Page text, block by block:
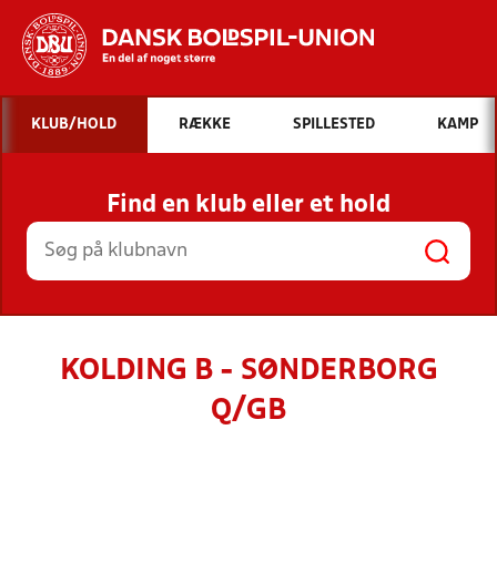
Hvad vil du søge efter?
INDHOLD OG NYHEDER
STILLINGER, RESULTATER, KLUBBER OG
HOLD
KLUB/HOLD RÆKKE SPILLESTED KAMP
Find en klub eller et hold
KOLDING B - SØNDERBORG
Q/GB